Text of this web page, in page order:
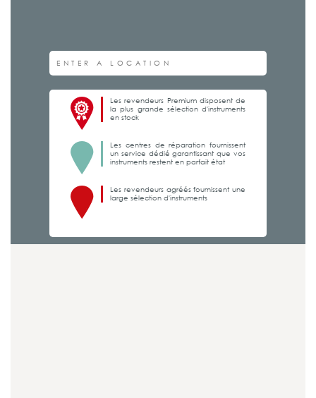
Les revendeurs Premium disposent de
la plus grande sélection d'instruments
en stock
Les centres de réparation fournissent
un service dédié garantissant que vos
instruments restent en parfait état
Les revendeurs agréés fournissent une
large sélection d'instruments